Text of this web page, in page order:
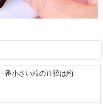
番小さい粒の直径は約